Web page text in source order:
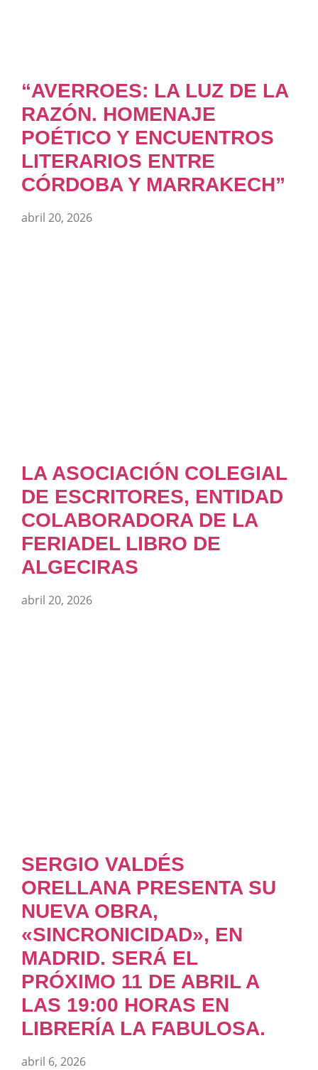
“AVERROES: LA LUZ DE LA
RAZÓN. HOMENAJE
POÉTICO Y ENCUENTROS
LITERARIOS ENTRE
CÓRDOBA Y MARRAKECH”
abril 20, 2026
LA ASOCIACIÓN COLEGIAL
DE ESCRITORES, ENTIDAD
COLABORADORA DE LA
FERIADEL LIBRO DE
ALGECIRAS
abril 20, 2026
SERGIO VALDÉS
ORELLANA PRESENTA SU
NUEVA OBRA,
«SINCRONICIDAD», EN
MADRID. SERÁ EL
PRÓXIMO 11 DE ABRIL A
LAS 19:00 HORAS EN
LIBRERÍA LA FABULOSA.
abril 6, 2026